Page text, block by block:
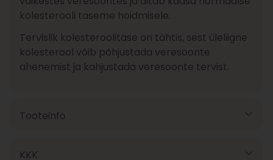
Tooteinfo
KKK
kolesterooli taseme hoidmisele.
Tervislik kolesteroolitase on tähtis, sest üleliigne
kolesterool võib põhjustada veresoonte
ahenemist ja kahjustada veresoonte tervist.